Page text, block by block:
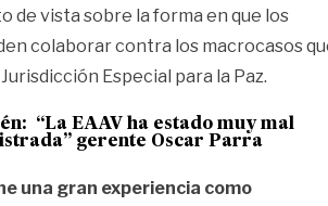
de vista sobre la forma en que los
colaborar contra los macrocasos
Especial para la Paz.
“La EAAV ha estado muy mal
gerente Oscar Parra
una gran experiencia como